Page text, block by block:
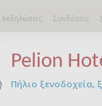
Εκδηλώσεις Συνδέσεις
Pelion
Πήλιο ξενοδοχεία,